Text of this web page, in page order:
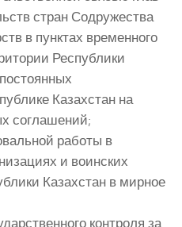
стран Содружества
в пунктах временного
Республики
Казахстан на
соглашений;
работы в
и воинских
Казахстан в мирное
контроля за